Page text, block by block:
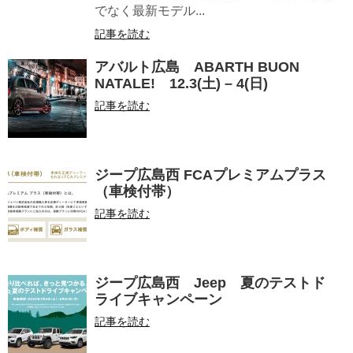
でなく最新モデル...
記事を読む
アバルト広島 ABARTH BUON
NATALE! 12.3(土) – 4(日)
記事を読む
ジープ広島西 FCAプレミアムプラス
（車検付帯）
記事を読む
ジープ広島西 Jeep 夏のテストド
ライブキャンペーン
記事を読む